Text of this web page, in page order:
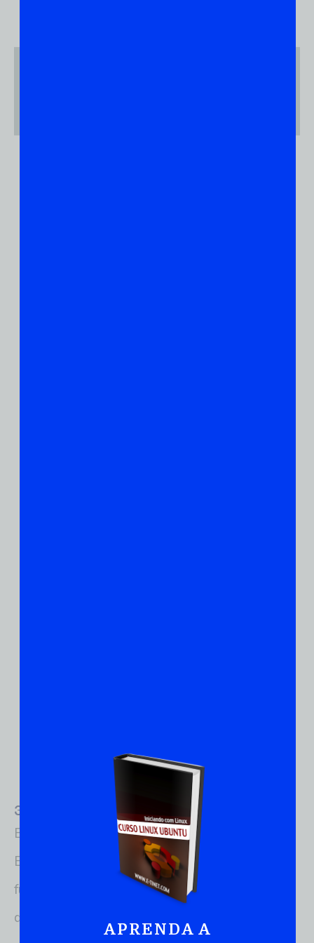
3) Procure entender, em vez de decorar
Em Linux, apenas decorar não funciona.
Entender a função de um comando é tão
fundamental quanto saber seu nome. Ao longo
do curso de Linux, você perceberá que a
APRENDA A